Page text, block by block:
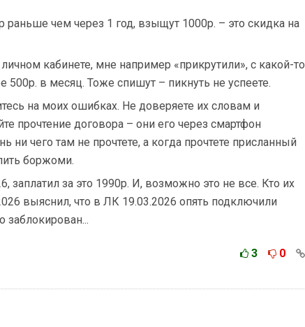
раньше чем через 1 год, взыщут 1000р. – это скидка на
кабинете, мне например «прикрутили», с какой-то
500р. в месяц. Тоже спишут – пикнуть не успеете.
на моих ошибках. Не доверяете их словам и
прочтение договора – они его через смартфон
ни чего там не прочтете, а когда прочтете присланный
боржоми.
заплатил за это 1990р. И, возможно это не все. Кто их
выяснил, что в ЛК 19.03.2026 опять подключили
заблокирован...
3 0